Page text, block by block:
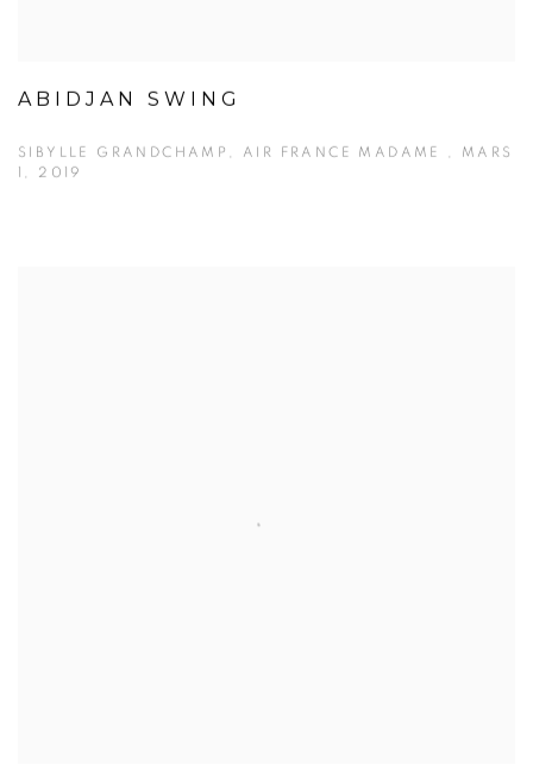
ABIDJAN SWING
SIBYLLE GRANDCHAMP, AIR FRANCE MADAME , MARS
1, 2019